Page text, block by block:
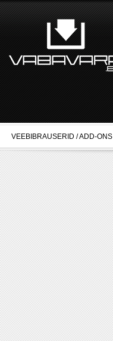
VEEBIBRAUSERID / ADD-ONS